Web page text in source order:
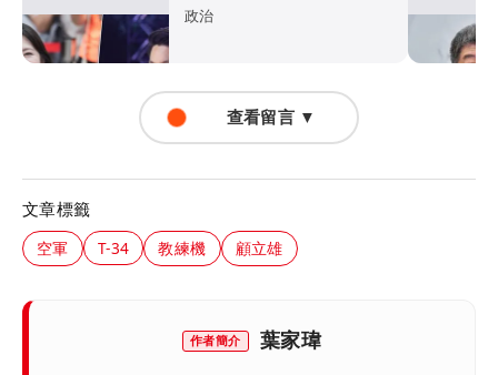
硬
政治
查看留言 ▼
文章標籤
空軍 T-34 教練機 顧立雄
作者簡介 葉家瑋